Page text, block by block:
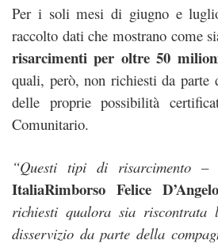
Per i soli mesi di giugno e
raccolto dati che mostrano come
risarcimenti per oltre 50
quali, però, non richiesti da parte
delle proprie possibilità
Comunitario.
“Questi tipi di risarcimento –
ItaliaRimborso Felice D’Angelo
richiesti qualora sia riscontrata
disservizio da parte della